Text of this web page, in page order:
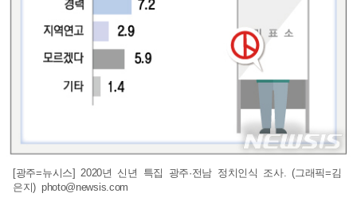
[광주=뉴시스] 2020년 신년 특집 광주·전남 정치인식 조사. (그래픽=김
은지) photo@newsis.com